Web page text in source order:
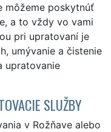
môžeme poskytnúť
a to vždy vo vami
pri upratovaní je
umývanie a čistenie
upratovanie
SLUŽBY
v Rožňave alebo